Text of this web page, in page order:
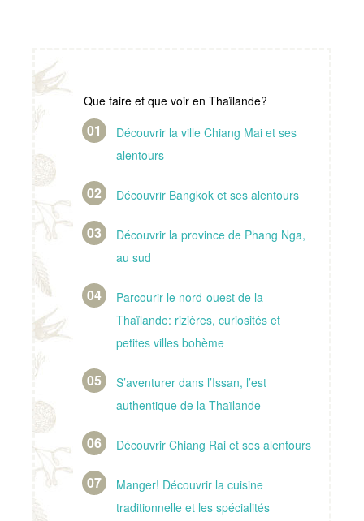
Que faire et que voir en Thaïlande?
Découvrir la ville Chiang Mai et ses
alentours
Découvrir Bangkok et ses alentours
Découvrir la province de Phang Nga,
au sud
Parcourir le nord-ouest de la
Thaïlande: rizières, curiosités et
petites villes bohème
S’aventurer dans l’Issan, l’est
authentique de la Thaïlande
Découvrir Chiang Rai et ses alentours
Manger! Découvrir la cuisine
traditionnelle et les spécialités